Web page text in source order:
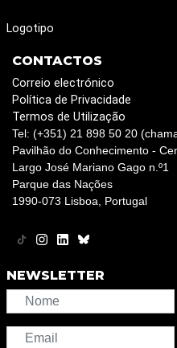
Logotipo
CONTACTOS
Correio electrónico
Política de Privacidade
Termos de Utilização
Tel: (+351) 21 898 50 20
Pavilhão do Conhecimento -
Largo José Mariano Gago n.º1
Parque das Nações
1990-073 Lisboa, Portugal
NEWSLETTER